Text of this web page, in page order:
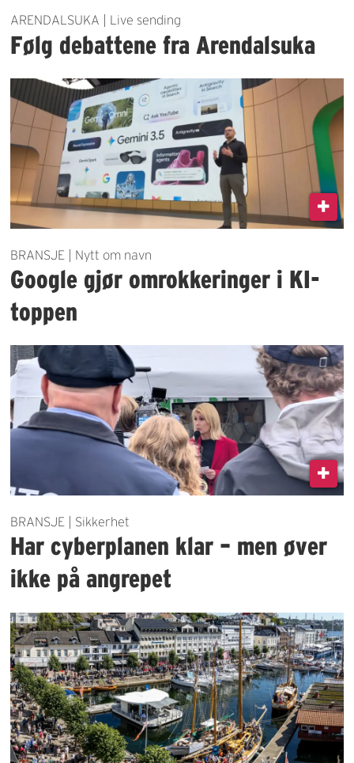
ARENDALSUKA | Live sending
Følg debattene fra Arendalsuka
BRANSJE | Nytt om navn
Google gjør omrokkeringer i KI-
toppen
BRANSJE | Sikkerhet
Har cyberplanen klar – men øver
ikke på angrepet